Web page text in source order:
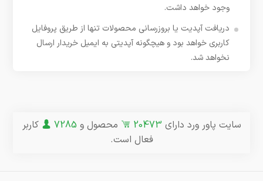
وجود خواهد داشت.
دریافت آپدیت یا بروزرسانی محصولات تنها از طریق پروفایل
کاربری خواهد بود و هیچگونه آپدیتی به ایمیل خریدار ارسال
نخواهد شد.
سایت پاور ورد دارای 20473 محصول و 7285
کاربر
فعال است.